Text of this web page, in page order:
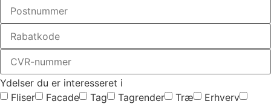
Ydelser du er interesseret i
Fliser
Facade Tag Tagrender Træ
Erhverv